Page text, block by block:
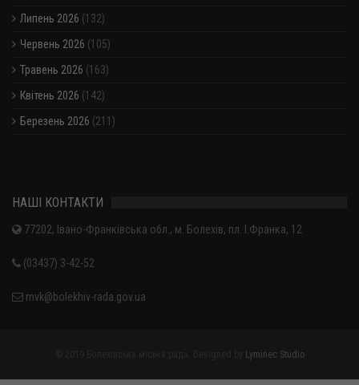
Липень 2026 (132)
Червень 2026 (105)
Травень 2026 (163)
Квітень 2026 (142)
Березень 2026 (211)
НАШІ КОНТАКТИ
77202, Івано-Франківська обл., м. Болехів, пл. І.Франка, 12
(03437) 3-42-52
mvk@bolekhiv-rada.gov.ua
Lyminec Studio